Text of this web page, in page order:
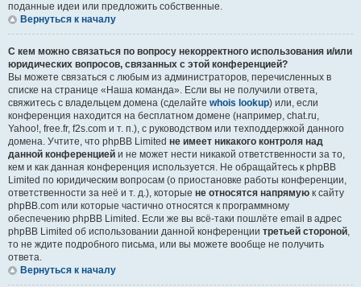
поданные идеи или предложить собственные.
Вернуться к началу
С кем можно связаться по вопросу некорректного использования и/или
юридических вопросов, связанных с этой конференцией?
Вы можете связаться с любым из администраторов, перечисленных в
списке на странице «Наша команда». Если вы не получили ответа,
свяжитесь с владельцем домена (сделайте whois lookup) или, если
конференция находится на бесплатном домене (например, chat.ru,
Yahoo!, free.fr, f2s.com и т. п.), с руководством или техподдержкой данного
домена. Учтите, что phpBB Limited не имеет никакого контроля над
данной конференцией и не может нести никакой ответственности за то,
кем и как данная конференция используется. Не обращайтесь к phpBB
Limited по юридическим вопросам (о приостановке работы конференции,
ответственности за неё и т. д.), которые не относятся напрямую к сайту
phpBB.com или которые частично относятся к программному
обеспечению phpBB Limited. Если же вы всё-таки пошлёте email в адрес
phpBB Limited об использовании данной конференции третьей стороной,
то не ждите подробного письма, или вы можете вообще не получить
ответа.
Вернуться к началу